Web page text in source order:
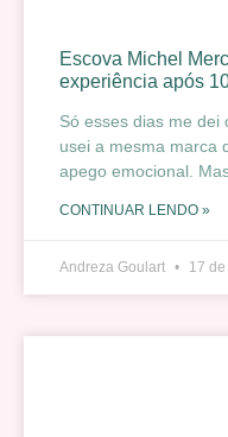
Escova Michel
experiência após
Só esses dias me dei
usei a mesma marca
apego emocional.
CONTINUAR LENDO »
Andreza Goulart 17